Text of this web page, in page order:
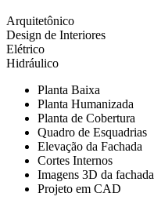
Arquitetônico
Design de Interiores
Elétrico
Hidráulico
Planta Baixa
Planta Humanizada
Planta de Cobertura
Quadro de Esquadrias
Elevação da Fachada
Cortes Internos
Imagens 3D da fachada
Projeto em CAD